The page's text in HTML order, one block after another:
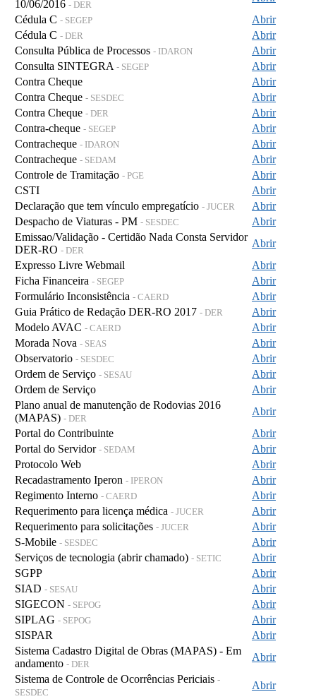
10/06/2016 - DER
Cédula C - SEGEP
Abrir
Cédula C - DER
Abrir
Consulta Pública de Processos - IDARON
Abrir
Consulta SINTEGRA - SEGEP
Abrir
Contra Cheque
Abrir
Contra Cheque - SESDEC
Abrir
Contra Cheque - DER
Abrir
Contra-cheque - SEGEP
Abrir
Contracheque - IDARON
Abrir
Contracheque - SEDAM
Abrir
Controle de Tramitação - PGE
Abrir
CSTI
Abrir
Declaração que tem vínculo empregatício - JUCER
Abrir
Despacho de Viaturas - PM - SESDEC
Abrir
Emissao/Validação - Certidão Nada Consta Servidor
DER-RO - DER
Abrir
Expresso Livre Webmail
Abrir
Ficha Financeira - SEGEP
Abrir
Formulário Inconsistência - CAERD
Abrir
Guia Prático de Redação DER-RO 2017 - DER
Abrir
Modelo AVAC - CAERD
Abrir
Morada Nova - SEAS
Abrir
Observatorio - SESDEC
Abrir
Ordem de Serviço - SESAU
Abrir
Ordem de Serviço
Abrir
Plano anual de manutenção de Rodovias 2016
(MAPAS) - DER
Abrir
Portal do Contribuinte
Abrir
Portal do Servidor - SEDAM
Abrir
Protocolo Web
Abrir
Recadastramento Iperon - IPERON
Abrir
Regimento Interno - CAERD
Abrir
Requerimento para licença médica - JUCER
Abrir
Requerimento para solicitações - JUCER
Abrir
S-Mobile - SESDEC
Abrir
Serviços de tecnologia (abrir chamado) - SETIC
Abrir
SGPP
Abrir
SIAD - SESAU
Abrir
SIGECON - SEPOG
Abrir
SIPLAG - SEPOG
Abrir
SISPAR
Abrir
Sistema Cadastro Digital de Obras (MAPAS) - Em
andamento - DER
Abrir
Sistema de Controle de Ocorrências Periciais -
SESDEC
Abrir